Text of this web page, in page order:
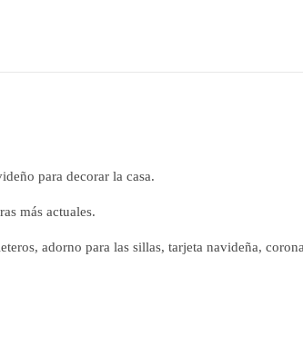
para decorar la casa.
más actuales.
adorno para las sillas, tarjeta navideña,